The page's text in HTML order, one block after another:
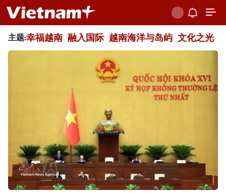
主题:幸福越南 融入国际 越南海洋与岛屿 文化之光